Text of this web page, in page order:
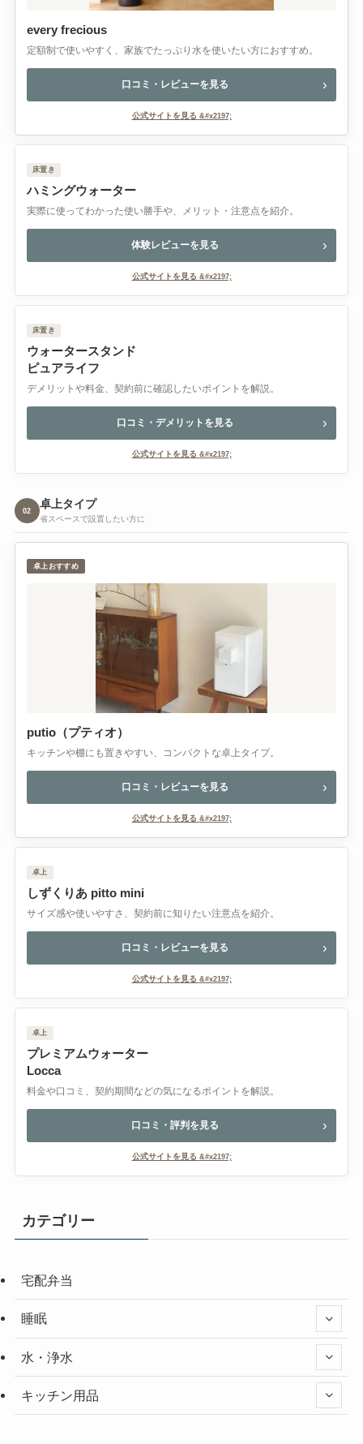
every frecious
定額制で使いやすく、家族でたっぷり水を使いたい方におすすめ。
口コミ・レビューを見る
公式サイトを見る
床置き
ハミングウォーター
実際に使ってわかった使い勝手や、メリット・注意点を紹介。
体験レビューを見る
公式サイトを見る
床置き
ウォータースタンド
ピュアライフ
デメリットや料金、契約前に確認したいポイントを解説。
口コミ・デメリットを見る
公式サイトを見る
02
卓上タイプ
省スペースで設置したい方に
卓上おすすめ
putio（プティオ）
キッチンや棚にも置きやすい、コンパクトな卓上タイプ。
口コミ・レビューを見る
公式サイトを見る
卓上
しずくりあ pitto mini
サイズ感や使いやすさ、契約前に知りたい注意点を紹介。
口コミ・レビューを見る
公式サイトを見る
卓上
プレミアムウォーター
Locca
料金や口コミ、契約期間などの気になるポイントを解説。
口コミ・評判を見る
公式サイトを見る
カテゴリー
宅配弁当
睡眠
水・浄水
キッチン用品